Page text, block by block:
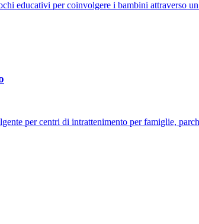
educativi per coinvolgere i bambini attraverso
per centri di intrattenimento per famiglie,